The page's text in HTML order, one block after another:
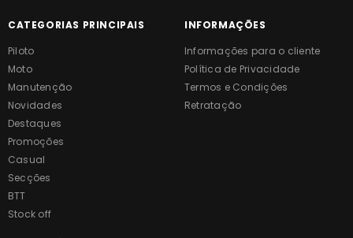
CATEGORIAS PRINCIPAIS
Piloto
Moto
Manutenção
Novidades
Destaques
Promoções
Casual
Secções
BTT
Stock off
INFORMAÇÕES
Informações para o cliente
Política de Privacidade
Termos e Condições
Retratação